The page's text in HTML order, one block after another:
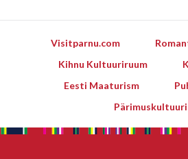
Visitparnu.com
Kihnu Kultuuriruum
Eesti Maaturism